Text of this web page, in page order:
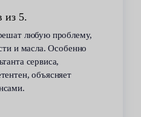
из 5.
любую проблему,
и масла. Особенно
сервиса,
объясняет